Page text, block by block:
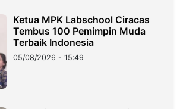
Ketua MPK Labschool Ciracas
Tembus 100 Pemimpin Muda
Terbaik Indonesia
05/08/2026 - 15:49